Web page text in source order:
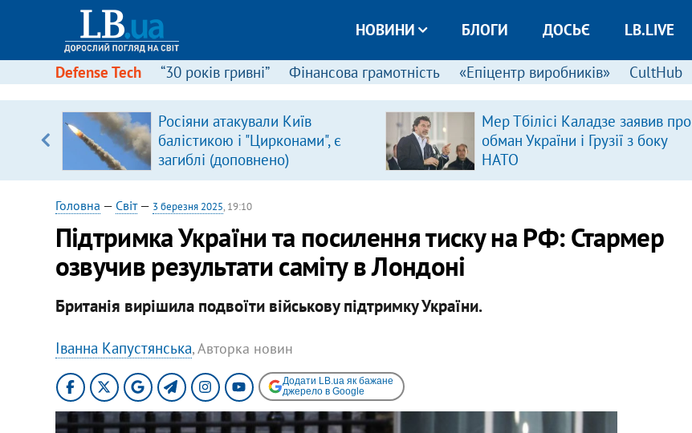
НОВИНИ БЛОГИ ДОСЬЄ LB.LIVE
Defense Tech “30 років гривні” Фінансова грамотність «Епіцентр виробників» CultHub
Росіяни атакували Київ
балістикою і "Цирконами", є
загиблі (доповнено)
Мер Тбілісі Каладзе заявив про
обман України і Грузії з боку
НАТО
Головна — Світ— 3 березня 2025, 19:10
Підтримка України та посилення тиску на РФ: Стармер
озвучив результати саміту в Лондоні
Британія вирішила подвоїти військову підтримку України.
Іванна Капустянська, Авторка новин
Додати LB.ua як бажане
джерело в Google